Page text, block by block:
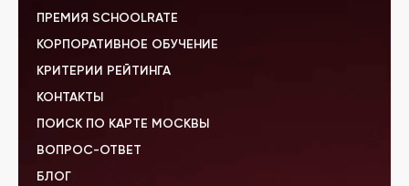
ПРЕМИЯ SCHOOLRATE
КОРПОРАТИВНОЕ ОБУЧЕНИЕ
КРИТЕРИИ РЕЙТИНГА
КОНТАКТЫ
ПОИСК ПО КАРТЕ МОСКВЫ
ВОПРОС-ОТВЕТ
БЛОГ